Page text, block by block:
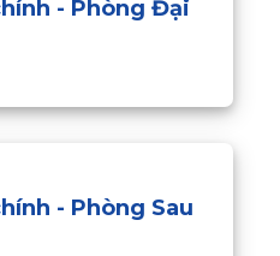
- Phòng Đại
- Phòng Sau